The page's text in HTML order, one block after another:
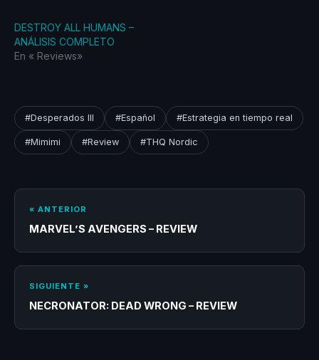
DESTROY ALL HUMANS –
ANÁLISIS COMPLETO
En «‎ Reviews‎»
#Desperados III #Español #Estrategia en tiempo real
#Mimimi #Review #THQ Nordic
« ANTERIOR
MARVEL’S AVENGERS – REVIEW
SIGUIENTE »
NECRONATOR: DEAD WRONG – REVIEW